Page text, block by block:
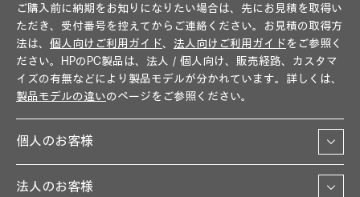
ご購入前に納期をお知りになりたい場合は、先にお見積を取得い
ただき、受付番号を控えてからご連絡ください。お見積の取得方
法は、 個人向けご利用ガイド、 法人向けご利用ガイドをご参照く
ださい。HPのPC製品は、法人／個人向け、販売経路、カスタマ
イズの有無などにより製品モデルが分かれています。詳しくは、
製品モデルの違いのページをご参照ください。
個人のお客様
法人のお客様